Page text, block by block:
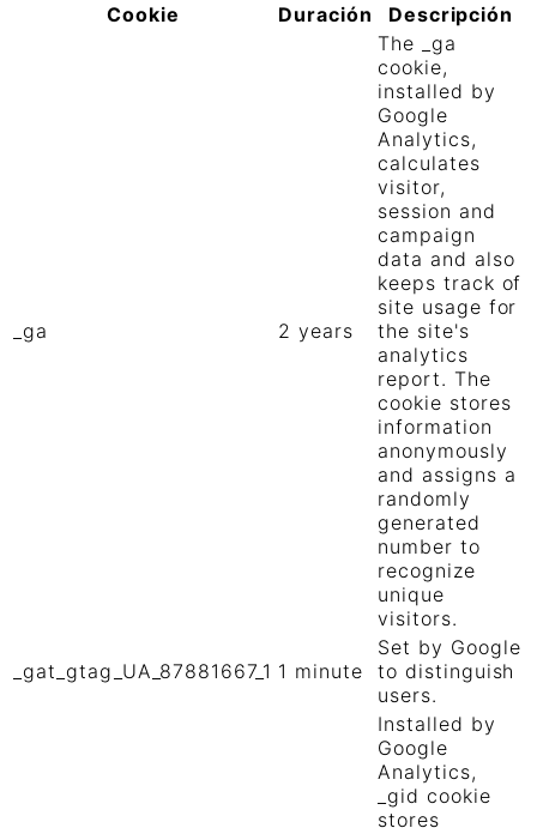
Cookie
Duración Descripción
_ga 2 years
The _ga
cookie,
installed by
Google
Analytics,
calculates
visitor,
session and
campaign
data and also
keeps track of
site usage for
the site's
analytics
report. The
cookie stores
information
anonymously
and assigns a
randomly
generated
number to
recognize
unique
visitors.
_gat_gtag_UA_87881667_1 1 minute
Set by Google
to distinguish
users.
Installed by
Google
Analytics,
_gid cookie
stores